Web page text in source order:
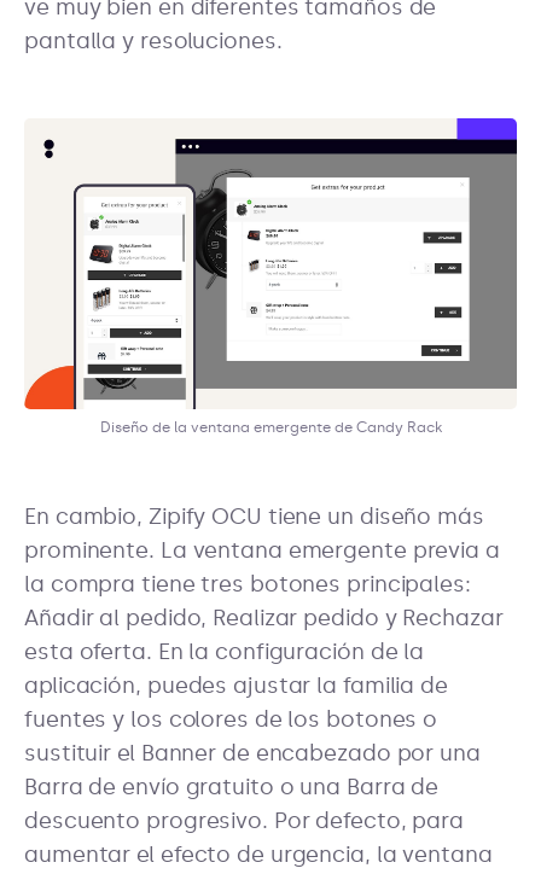
ve muy bien en diferentes tamaños de
pantalla y resoluciones.
Diseño de la ventana emergente de Candy Rack
En cambio, Zipify OCU tiene un diseño más
prominente. La ventana emergente previa a
la compra tiene tres botones principales:
Añadir al pedido, Realizar pedido y Rechazar
esta oferta. En la configuración de la
aplicación, puedes ajustar la familia de
fuentes y los colores de los botones o
sustituir el Banner de encabezado por una
Barra de envío gratuito o una Barra de
descuento progresivo. Por defecto, para
aumentar el efecto de urgencia, la ventana